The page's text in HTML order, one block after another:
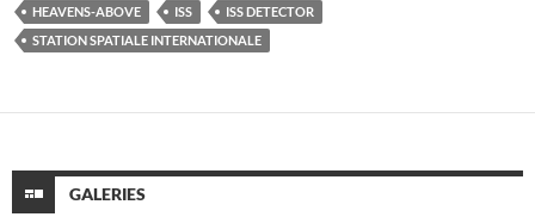
HEAVENS-ABOVE ISS
ISS DETECTOR
STATION SPATIALE INTERNATIONALE
GALERIES